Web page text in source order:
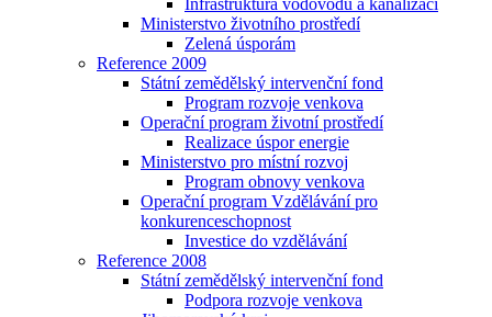
Infrastruktura vodovodů a kanalizací
Ministerstvo životního prostředí
Zelená úsporám
Reference 2009
Státní zemědělský intervenční fond
Program rozvoje venkova
Operační program životní prostředí
Realizace úspor energie
Ministerstvo pro místní rozvoj
Program obnovy venkova
Operační program Vzdělávání pro
konkurenceschopnost
Investice do vzdělávání
Reference 2008
Státní zemědělský intervenční fond
Podpora rozvoje venkova